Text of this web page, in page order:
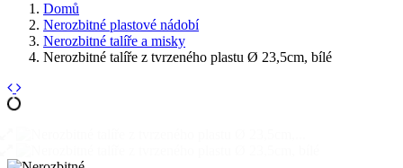
Domů
Nerozbitné plastové nádobí
Nerozbitné talíře a misky
Nerozbitné talíře z tvrzeného plastu Ø 23,5cm, bílé